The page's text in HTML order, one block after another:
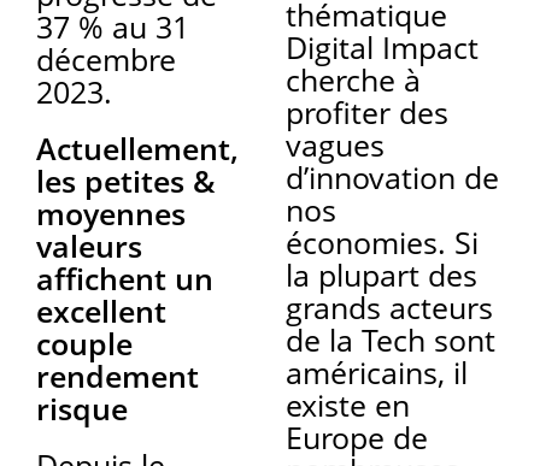
37 % au 31
décembre
2023.
Actuellement,
les petites &
moyennes
valeurs
affichent un
excellent
couple
rendement
risque
thématique
Digital Impact
cherche à
profiter des
vagues
d’innovation de
nos
économies. Si
la plupart des
grands acteurs
de la Tech sont
américains, il
existe en
Europe de